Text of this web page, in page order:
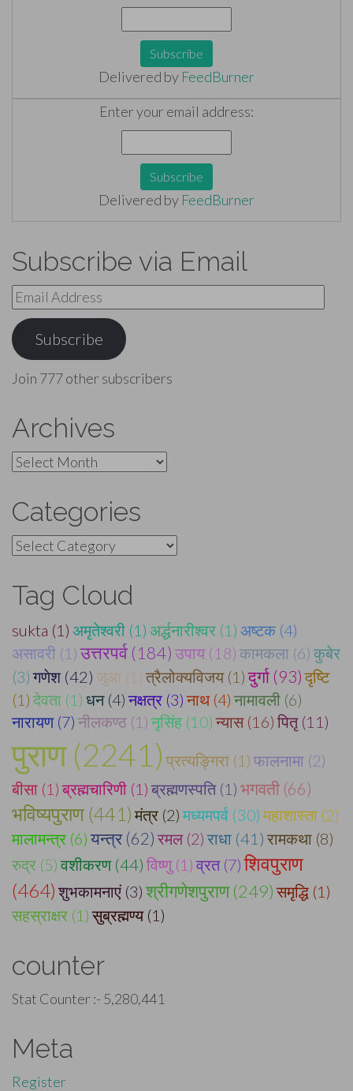
Delivered by FeedBurner
Enter your email address:
Delivered by FeedBurner
Subscribe via Email
Email
Address
Subscribe
Join 777 other subscribers
Archives
Archives
Categories
Categories
Tag Cloud
sukta (1) अमृतेश्वरी (1) अर्द्धनारीश्वर (1) अष्टक (4)
असावरी (1) उत्तरपर्व (184) उपाय (18) कामकला (6) कुबेर
(3) गणेश (42) जुआ (1) त्रैलोक्यविजय (1) दुर्गा (93) दृष्टि
(1) देवता (1) धन (4) नक्षत्र (3) नाथ (4) नामावली (6)
नारायण (7) नीलकण्ठ (1) नृसिंह (10) न्यास (16) पितृ (11)
पुराण (2241) प्रत्यङ्गिरा (1) फालनामा (2)
बीसा (1) ब्रह्मचारिणी (1) ब्रह्मणस्पति (1) भगवती (66)
भविष्यपुराण (441) मंत्र (2) मध्यमपर्व (30) महाशास्ता (2)
मालामन्त्र (6) यन्त्र (62) रमल (2) राधा (41) रामकथा (8)
रुद्र (5) वशीकरण (44) विष्णु (1) व्रत (7) शिवपुराण
(464) शुभकामनाएं (3) श्रीगणेशपुराण (249) समृद्धि (1)
सहस्राक्षर (1) सुब्रह्मण्य (1)
counter
Stat Counter :- 5,280,441
Meta
Register